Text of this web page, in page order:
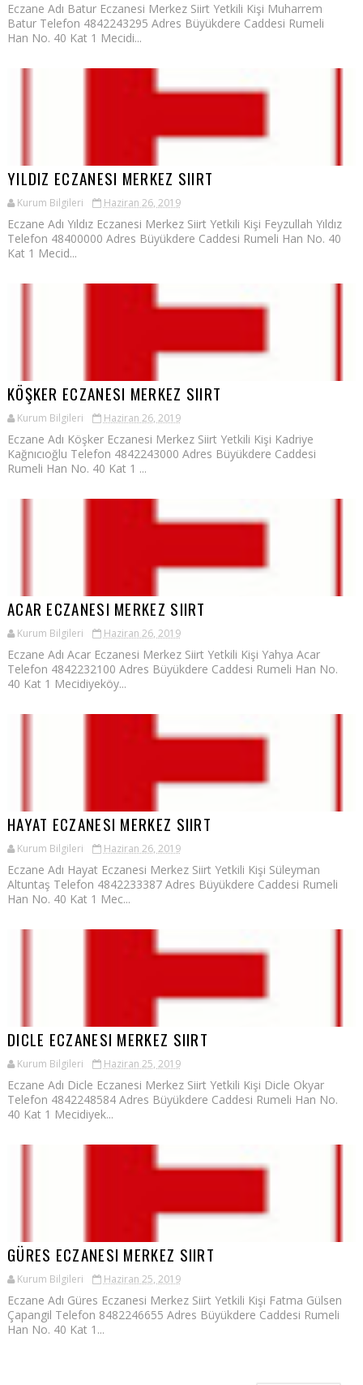
Eczane Adı Batur Eczanesi Merkez Siirt Yetkili Kişi Muharrem
Batur Telefon 4842243295 Adres Büyükdere Caddesi Rumeli
Han No. 40 Kat 1 Mecidi...
YILDIZ ECZANESI MERKEZ SIIRT
Kurum Bilgileri Haziran 26, 2019
Eczane Adı Yıldız Eczanesi Merkez Siirt Yetkili Kişi Feyzullah Yıldız
Telefon 48400000 Adres Büyükdere Caddesi Rumeli Han No. 40
Kat 1 Mecid...
KÖŞKER ECZANESI MERKEZ SIIRT
Kurum Bilgileri Haziran 26, 2019
Eczane Adı Köşker Eczanesi Merkez Siirt Yetkili Kişi Kadriye
Kağnıcıoğlu Telefon 4842243000 Adres Büyükdere Caddesi
Rumeli Han No. 40 Kat 1 ...
ACAR ECZANESI MERKEZ SIIRT
Kurum Bilgileri Haziran 26, 2019
Eczane Adı Acar Eczanesi Merkez Siirt Yetkili Kişi Yahya Acar
Telefon 4842232100 Adres Büyükdere Caddesi Rumeli Han No.
40 Kat 1 Mecidiyeköy...
HAYAT ECZANESI MERKEZ SIIRT
Kurum Bilgileri Haziran 26, 2019
Eczane Adı Hayat Eczanesi Merkez Siirt Yetkili Kişi Süleyman
Altuntaş Telefon 4842233387 Adres Büyükdere Caddesi Rumeli
Han No. 40 Kat 1 Mec...
DICLE ECZANESI MERKEZ SIIRT
Kurum Bilgileri Haziran 25, 2019
Eczane Adı Dicle Eczanesi Merkez Siirt Yetkili Kişi Dicle Okyar
Telefon 4842248584 Adres Büyükdere Caddesi Rumeli Han No.
40 Kat 1 Mecidiyek...
GÜRES ECZANESI MERKEZ SIIRT
Kurum Bilgileri Haziran 25, 2019
Eczane Adı Güres Eczanesi Merkez Siirt Yetkili Kişi Fatma Gülsen
Çapangil Telefon 8482246655 Adres Büyükdere Caddesi Rumeli
Han No. 40 Kat 1...